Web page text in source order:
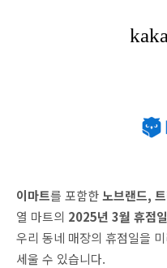
이마트를 포함한노브랜드,
열 마트의 2025년 3월 휴점
우리 동네 매장의 휴점일을
세울 수 있습니다.